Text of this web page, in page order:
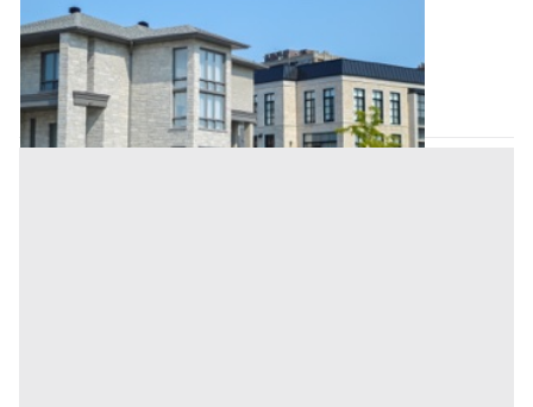
Selvazzano Dentro (Padova)
198.750 € 265.000 €
Codice asta:84f9615b
Asta chiusa